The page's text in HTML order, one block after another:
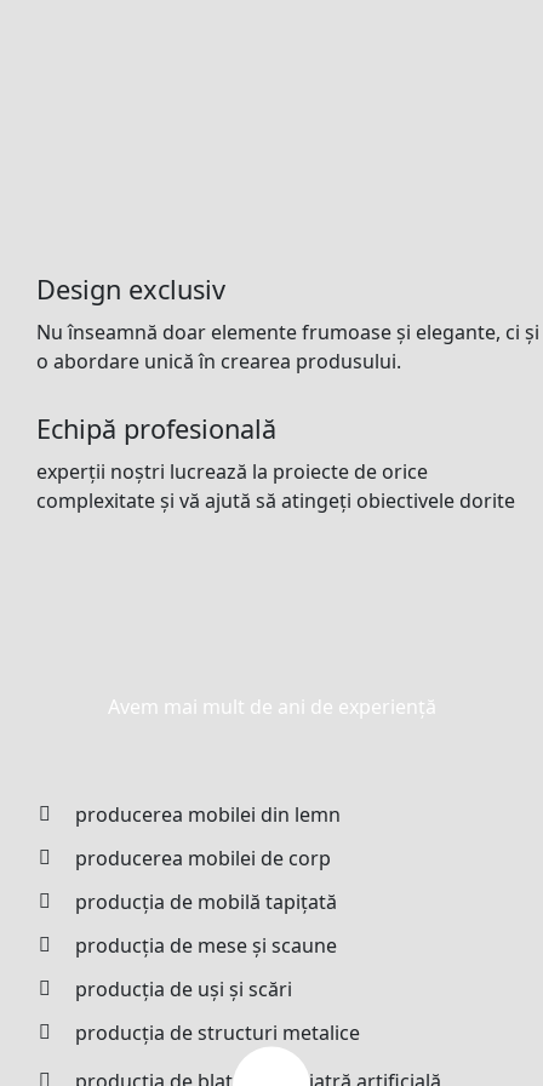
Design exclusiv
Nu înseamnă doar elemente frumoase și elegante, ci și
o abordare unică în crearea produsului.
Echipă profesională
experții noștri lucrează la proiecte de orice
complexitate și vă ajută să atingeți obiectivele dorite
Avem mai mult de ani de experiență
producerea mobilei din lemn
producerea mobilei de corp
producția de mobilă tapițată
producția de mese și scaune
producția de uși și scări
producția de structuri metalice